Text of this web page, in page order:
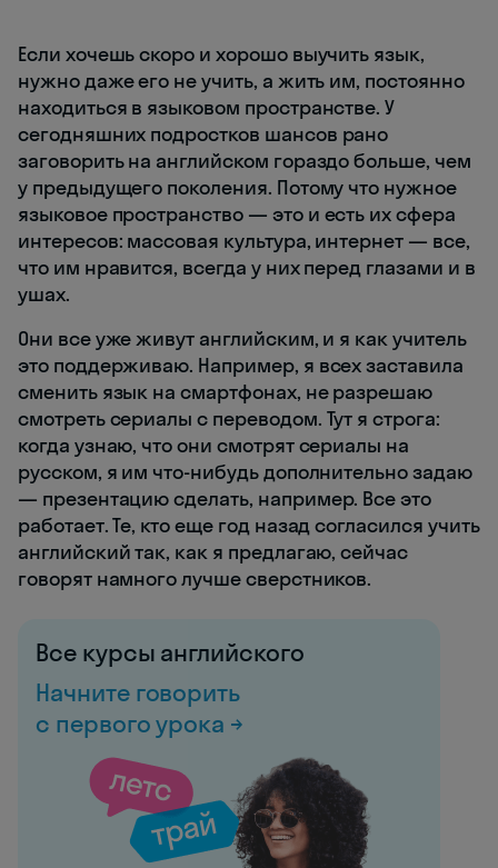
Если хочешь скоро и хорошо выучить язык,
нужно даже его не учить, а жить им, постоянно
находиться в языковом пространстве. У
сегодняшних подростков шансов рано
заговорить на английском гораздо больше, чем
у предыдущего поколения. Потому что нужное
языковое пространство — это и есть их сфера
интересов: массовая культура, интернет — все,
что им нравится, всегда у них перед глазами и в
ушах.
Они все уже живут английским, и я как учитель
это поддерживаю. Например, я всех заставила
сменить язык на смартфонах, не разрешаю
смотреть сериалы с переводом. Тут я строга:
когда узнаю, что они смотрят сериалы на
русском, я им что-нибудь дополнительно задаю
— презентацию сделать, например. Все это
работает. Те, кто еще год назад согласился учить
английский так, как я предлагаю, сейчас
говорят намного лучше сверстников.
Все курсы английского
Начните говорить
с первого урока →